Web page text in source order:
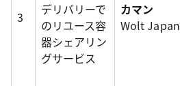
3
デリバリーで
のリユース容
器シェアリン
グサービス
カマン
Wolt Japan